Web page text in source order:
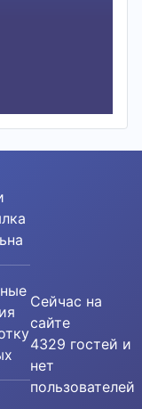
Сейчас на
сайте
4329 гостей и
нет
пользователей